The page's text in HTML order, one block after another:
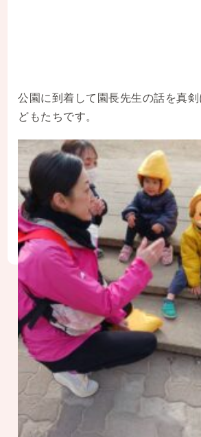
公園に到着して園長先生の話を真
どもたちです。